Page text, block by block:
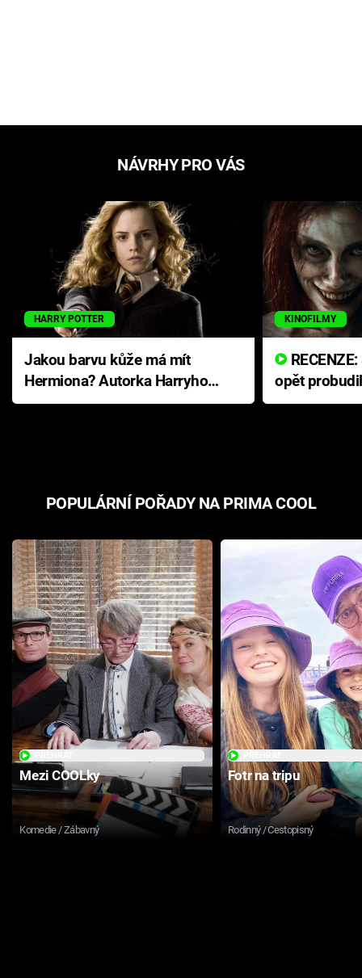
NÁVRHY PRO VÁS
HARRY POTTER
Jakou barvu kůže má mít
Hermiona? Autorka Harryho
Pottera přišla s ráznou
KINOFILMY
opět
přichází s
POPULÁRNÍ POŘADY NA PRIMA COOL
Mezi COOLky
Komedie / Zábavný
Fotr na tripu
Rodinný / Cestopisný